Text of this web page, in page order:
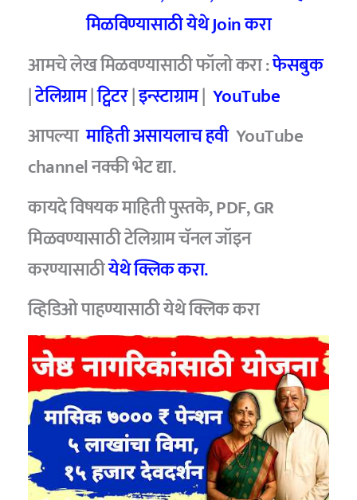
मिळविण्यासाठी येथे Join करा
आमचे लेख मिळवण्यासाठी फॉलो करा :फेसबुक
|टेलिग्राम|ट्विटर|इन्स्टाग्राम| YouTube
आपल्यामाहिती असायलाच हवीYouTube
channel नक्की भेट द्या.
कायदे विषयक माहिती पुस्तके, PDF, GR
मिळवण्यासाठी टेलिग्राम चॅनल जॉइन
करण्यासाठीयेथे क्लिक करा.
व्हिडिओ पाहण्यासाठीयेथे क्लिक करा